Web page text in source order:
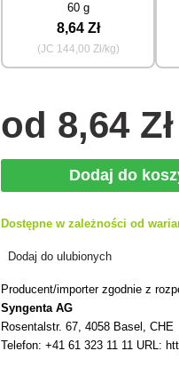
60 g
8,64 Zł
(JC 144,00 Zł/kg)
od 8,64 Zł
Dodaj do
Dostępne w zależności od
Dodaj do ulubionych
Producent/importer zgodnie z
Syngenta AG
Rosentalstr. 67, 4058 Basel, CHE
Telefon: +41 61 323 11 11 URL: